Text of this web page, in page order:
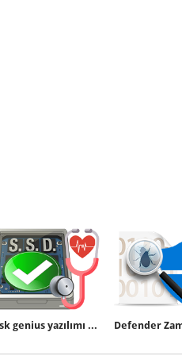
Disk genius yazılımı ile SSD ömrünü bulun